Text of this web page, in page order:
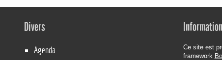
Divers
Agenda
Ce site est
framework